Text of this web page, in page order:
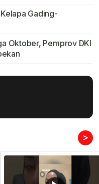
Gading-
Oktober, Pemprov DKI
>